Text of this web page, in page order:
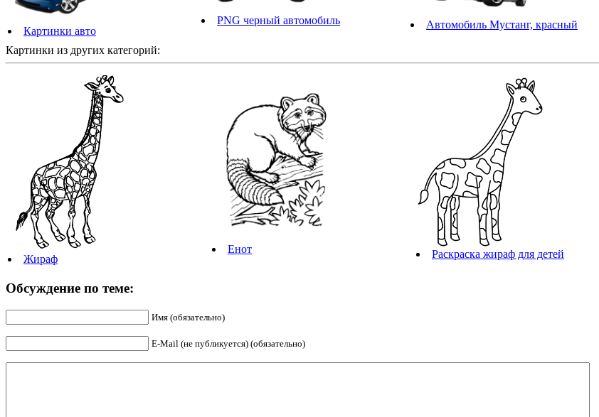
Картинки авто
PNG черный автомобиль
Автомобиль Мустанг, красный
Картинки из других категорий:
Жираф
Енот Раскраска жираф для детей
Обсуждение по теме:
Имя (обязательно)
E-Mail (не публикуется) (обязательно)